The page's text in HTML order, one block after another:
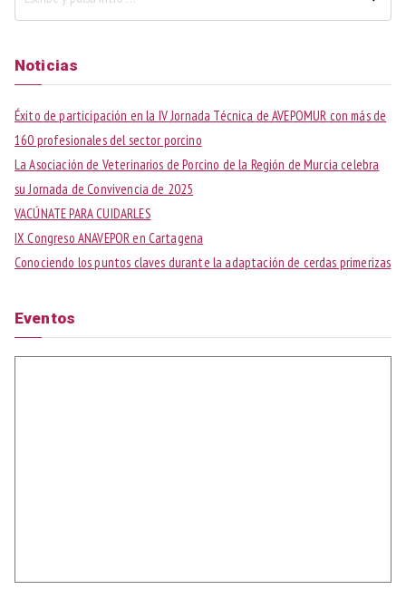
c
Noticias
Éxito de participación en la IV Jornada Técnica de AVEPOMUR con más de
160 profesionales del sector porcino
La Asociación de Veterinarios de Porcino de la Región de Murcia celebra
su Jornada de Convivencia de 2025
VACÚNATE PARA CUIDARLES
IX Congreso ANAVEPOR en Cartagena
Conociendo los puntos claves durante la adaptación de cerdas primerizas
Eventos